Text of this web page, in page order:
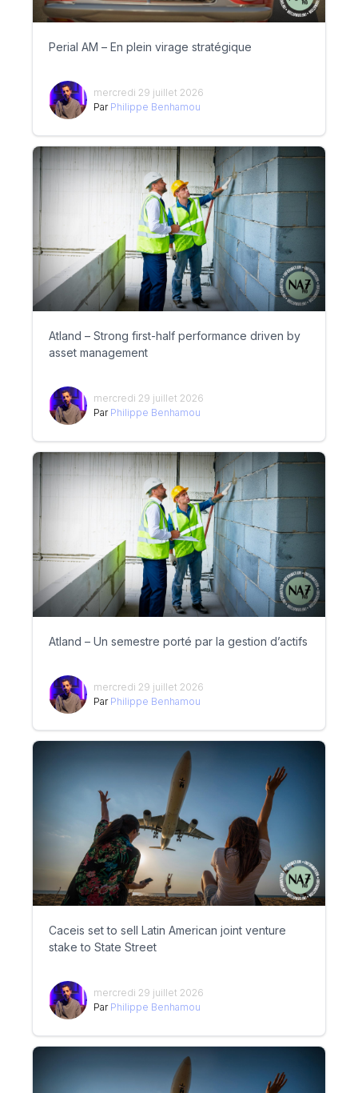
Perial AM – En plein virage stratégique
mercredi 29 juillet 2026
Par Philippe Benhamou
Atland – Strong first-half performance driven by
asset management
mercredi 29 juillet 2026
Par Philippe Benhamou
Atland – Un semestre porté par la gestion d’actifs
mercredi 29 juillet 2026
Par Philippe Benhamou
Caceis set to sell Latin American joint venture
stake to State Street
mercredi 29 juillet 2026
Par Philippe Benhamou